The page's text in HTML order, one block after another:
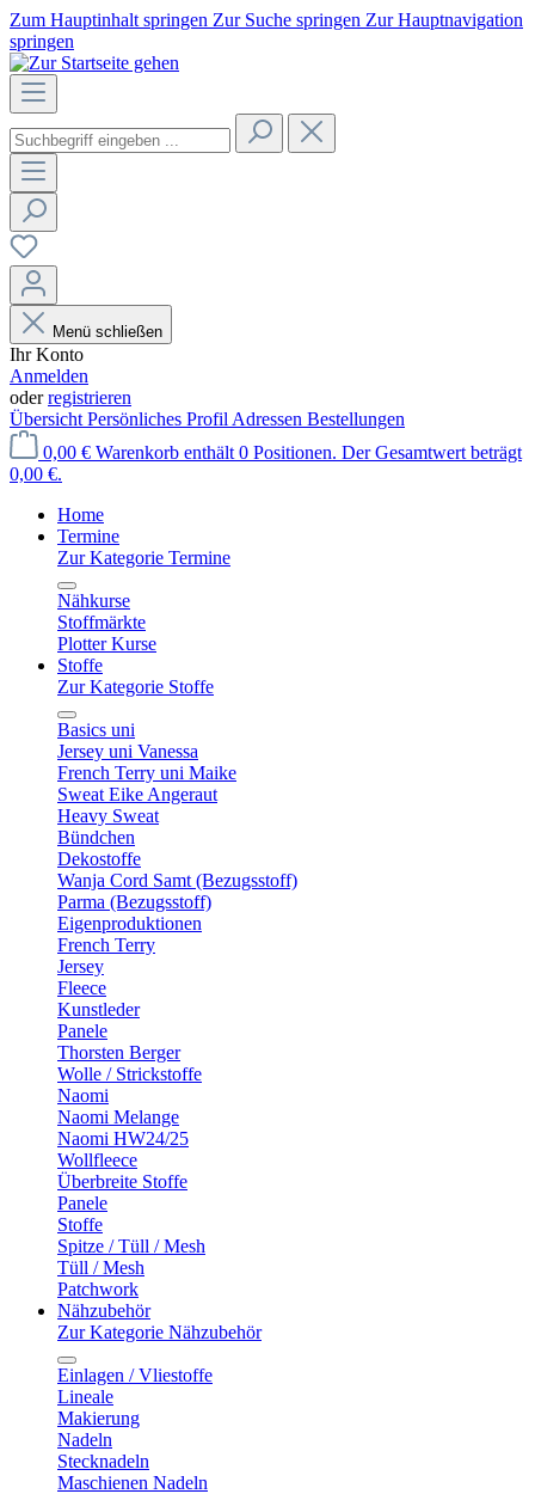
Zum Hauptinhalt springen Zur Suche springen Zur Hauptnavigation
springen
Menü schließen
Ihr Konto
Anmelden
oderregistrieren
Übersicht Persönliches Profil Adressen Bestellungen
0,00 € Warenkorb enthält 0 Positionen. Der Gesamtwert beträgt
0,00 €.
Home
Termine
Zur Kategorie Termine
Nähkurse
Stoffmärkte
Plotter Kurse
Stoffe
Zur Kategorie Stoffe
Basics uni
Jersey uni Vanessa
French Terry uni Maike
Sweat Eike Angeraut
Heavy Sweat
Bündchen
Dekostoffe
Wanja Cord Samt (Bezugsstoff)
Parma (Bezugsstoff)
Eigenproduktionen
French Terry
Jersey
Fleece
Kunstleder
Panele
Thorsten Berger
Wolle / Strickstoffe
Naomi
Naomi Melange
Naomi HW24/25
Wollfleece
Überbreite Stoffe
Panele
Stoffe
Spitze / Tüll / Mesh
Tüll / Mesh
Patchwork
Nähzubehör
Zur Kategorie Nähzubehör
Einlagen / Vliestoffe
Lineale
Makierung
Nadeln
Stecknadeln
Maschienen Nadeln